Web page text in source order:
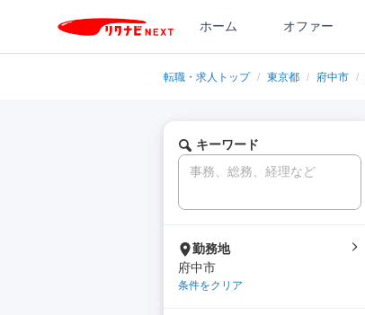
ホーム オファー
転職・求人トップ / 東京都 / 府中市 /
キーワード
勤務地
府中市
条件をクリア